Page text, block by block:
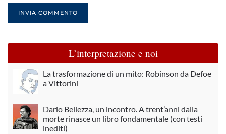
INVIA COMMENTO
L’interpretazione e noi
La trasformazione di un mito: Robinson da Defoe
a Vittorini
Dario Bellezza, un incontro. A trent’anni dalla
morte rinasce un libro fondamentale (con testi
inediti)